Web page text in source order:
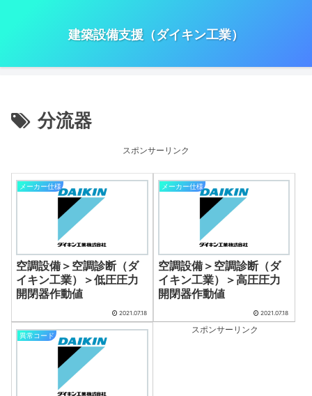
建築設備支援（ダイキン工業）
分流器
スポンサーリンク
メーカー仕様
空調設備＞空調診断（ダ
イキン工業）＞低圧圧力
開閉器作動値
2021.07.18
メーカー仕様
空調設備＞空調診断（ダ
イキン工業）＞高圧圧力
開閉器作動値
2021.07.18
異常コード
スポンサーリンク